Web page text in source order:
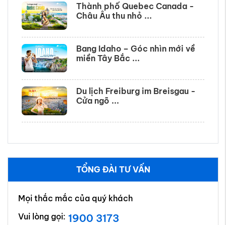
Thành phố Quebec Canada -
Châu Âu thu nhỏ ...
Bang Idaho – Góc nhìn mới về
miền Tây Bắc ...
Du lịch Freiburg im Breisgau -
Cửa ngõ ...
TỔNG ĐÀI TƯ VẤN
Mọi thắc mắc của quý khách
Vui lòng gọi: 1900 3173